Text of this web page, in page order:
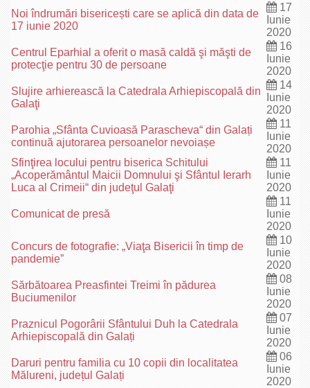
Noi îndrumări bisericești care se aplică din data de
17 iunie 2020
17
Iunie
2020
Centrul Eparhial a oferit o masă caldă şi măşti de
protecţie pentru 30 de persoane
16
Iunie
2020
Slujire arhierească la Catedrala Arhiepiscopală din
Galaţi
14
Iunie
2020
Parohia „Sfânta Cuvioasă Parascheva“ din Galați
continuă ajutorarea persoanelor nevoiașe
11
Iunie
2020
Sfinţirea locului pentru biserica Schitului
„Acoperământul Maicii Domnului şi Sfântul Ierarh
Luca al Crimeii“ din judeţul Galaţi
11
Iunie
2020
Comunicat de presă
11
Iunie
2020
Concurs de fotografie: „Viaţa Bisericii în timp de
pandemie”
10
Iunie
2020
Sărbătoarea Preasfintei Treimi în pădurea
Buciumenilor
08
Iunie
2020
Praznicul Pogorârii Sfântului Duh la Catedrala
Arhiepiscopală din Galați
07
Iunie
2020
Daruri pentru familia cu 10 copii din localitatea
Mălureni, județul Galați
06
Iunie
2020